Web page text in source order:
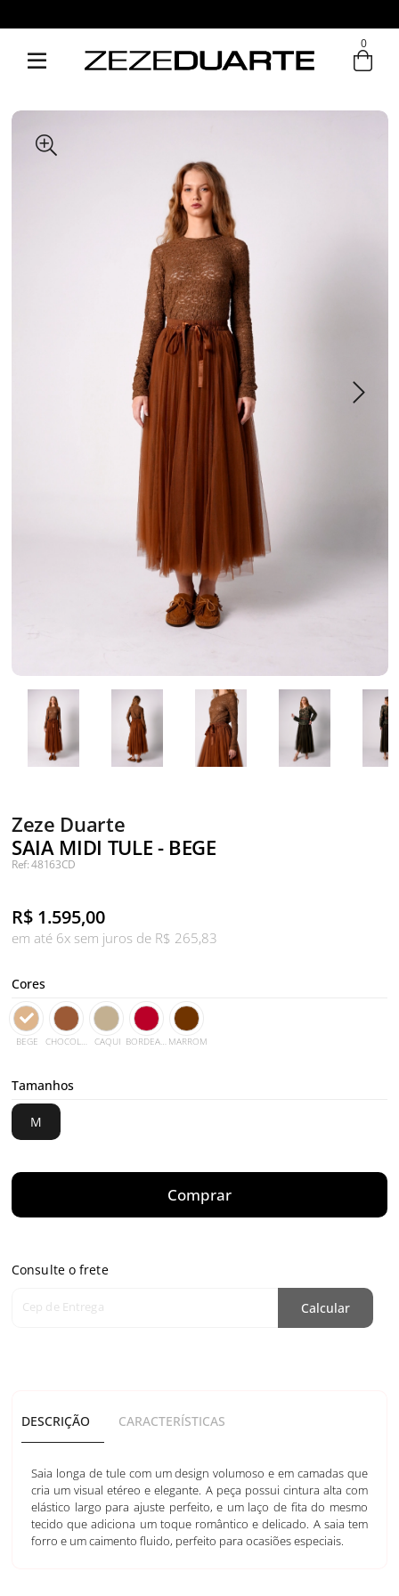
Entre com email ou cpf/cnpj
0
Zeze Duarte
SAIA MIDI TULE - BEGE
Ref: 48163CD
R$ 1.595,00
em até 6x sem juros de R$ 265,83
Cores
BEGE CAQUI MARROM
Tamanhos
M
Comprar
Consulte o frete
Cep de Entrega Calcular
DESCRIÇÃO CARACTERÍSTICAS
Saia longa de tule com um design volumoso e em camadas que
cria um visual etéreo e elegante. A peça possui cintura alta com
elástico largo para ajuste perfeito, e um laço de fita do mesmo
tecido que adiciona um toque romântico e delicado. A saia tem
forro e um caimento fluido, perfeito para ocasiões especiais.